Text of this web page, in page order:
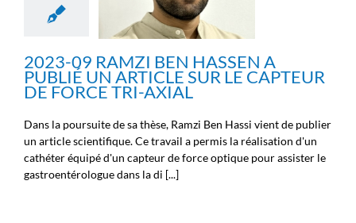
AXIAL
Nouvelles de la Fondation
Michel Cremer Nouvelles des
ingénieurs
2023-09 RAMZI BEN HASSEN A
PUBLIÉ UN ARTICLE SUR LE CAPTEUR
DE FORCE TRI-AXIAL
Dans la poursuite de sa thèse, Ramzi Ben Hassi vient de publier
un article scientifique. Ce travail a permis la réalisation d'un
cathéter équipé d'un capteur de force optique pour assister le
gastroentérologue dans la di [...]